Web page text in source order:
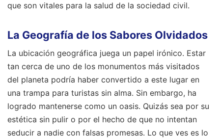
que son vitales para la salud de la sociedad civil.
La Geografía de los Sabores Olvidados
La ubicación geográfica juega un papel irónico. Estar
tan cerca de uno de los monumentos más visitados
del planeta podría haber convertido a este lugar en
una trampa para turistas sin alma. Sin embargo, ha
logrado mantenerse como un oasis. Quizás sea por su
estética sin pulir o por el hecho de que no intentan
seducir a nadie con falsas promesas. Lo que ves es lo